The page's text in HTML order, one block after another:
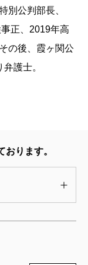
人の人生、
就いているの
を考えたら、
だ。
う公益。どち
が知れてい
別公判部長、
正、2019年高
の後、霞ヶ関公
護士。
ります。